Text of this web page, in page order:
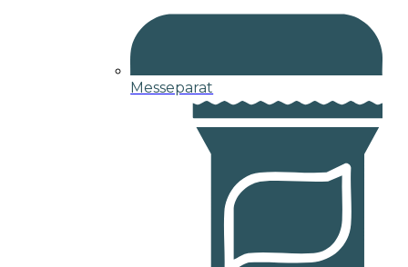
Messeparat